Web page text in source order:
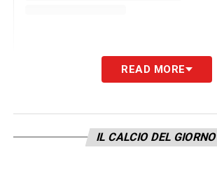
READ MORE
IL CALCIO DEL GIORNO